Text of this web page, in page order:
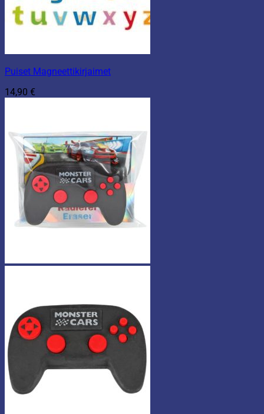
Puiset Magneettikirjaimet
14,90 €